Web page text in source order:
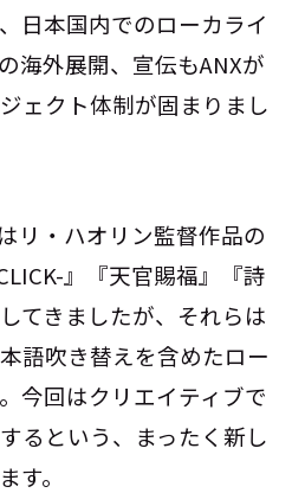
日本国内でのローカライ
海外展開、宣伝もANXが
ェクト体制が固まりまし
リ・ハオリン監督作品の
』『天官賜福』『詩
てきましたが、それらは
語吹き替えを含めたロー
今回はクリエイティブで
るという、まったく新し
す。